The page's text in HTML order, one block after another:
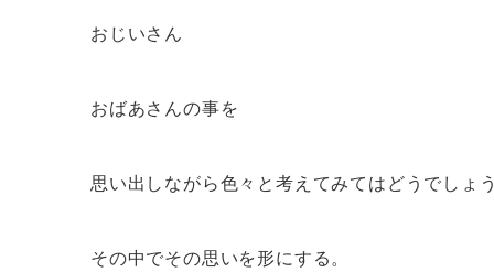
おじいさん
おばあさんの事を
思い出しながら色々と考えてみてはどうでしょ
その中でその思いを形にする。